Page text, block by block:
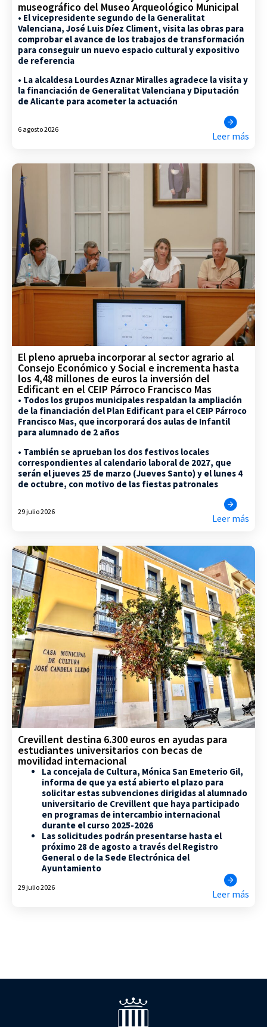
museográfico del Museo Arqueológico Municipal
• El vicepresidente segundo de la Generalitat
Valenciana, José Luis Díez Climent, visita las obras para
comprobar el avance de los trabajos de transformación
para conseguir un nuevo espacio cultural y expositivo
de referencia
• La alcaldesa Lourdes Aznar Miralles agradece la visita y
la financiación de Generalitat Valenciana y Diputación
de Alicante para acometer la actuación
6 agosto 2026
Leer más
El pleno aprueba incorporar al sector agrario al
Consejo Económico y Social e incrementa hasta
los 4,48 millones de euros la inversión del
Edificant en el CEIP Párroco Francisco Mas
• Todos los grupos municipales respaldan la ampliación
de la financiación del Plan Edificant para el CEIP Párroco
Francisco Mas, que incorporará dos aulas de Infantil
para alumnado de 2 años
• También se aprueban los dos festivos locales
correspondientes al calendario laboral de 2027, que
serán el jueves 25 de marzo (Jueves Santo) y el lunes 4
de octubre, con motivo de las fiestas patronales
29 julio 2026
Leer más
Crevillent destina 6.300 euros en ayudas para
estudiantes universitarios con becas de
movilidad internacional
La concejala de Cultura, Mónica San Emeterio Gil,
informa de que ya está abierto el plazo para
solicitar estas subvenciones dirigidas al alumnado
universitario de Crevillent que haya participado
en programas de intercambio internacional
durante el curso 2025-2026
Las solicitudes podrán presentarse hasta el
próximo 28 de agosto a través del Registro
General o de la Sede Electrónica del
Ayuntamiento
29 julio 2026
Leer más